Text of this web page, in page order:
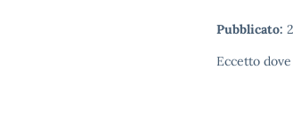
Pubblicato:
Eccetto